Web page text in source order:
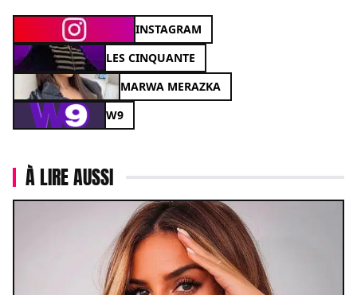
INSTAGRAM
LES CINQUANTE
MARWA MERAZKA
W9
À LIRE AUSSI